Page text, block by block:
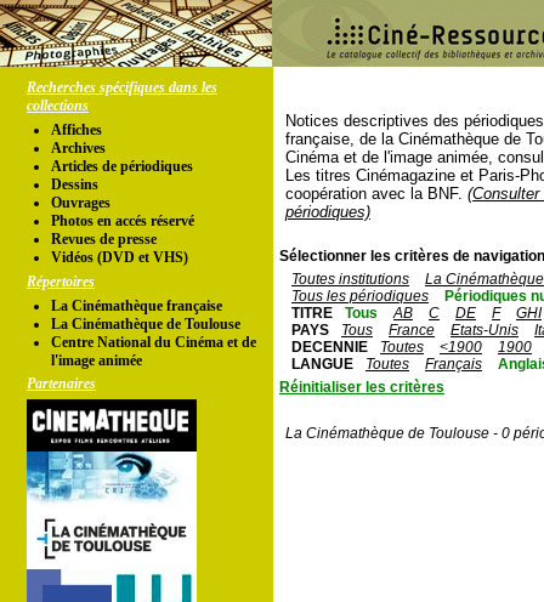
Recherches spécifiques dans les
collections
Affiches
Archives
Articles de périodiques
Dessins
Ouvrages
Photos en accés réservé
Revues de presse
Vidéos (DVD et VHS)
Répertoires
La Cinémathèque française
La Cinémathèque de Toulouse
Centre National du Cinéma et de
l'image animée
Partenaires
Notices descriptives des
française, de la Cinémathèque de
Cinéma et de l'image animée,
Les titres Cinémagazine et Paris-
coopération avec la BNF.
périodiques)
Sélectionner les critères de
Toutes institutions
La
Tous les périodiques
Périodiques
TITRE
Tous AB C DE F
GHI
PAYS
Tous France Etats-Unis
DECENNIE
Toutes <1900
1900
LANGUE
Toutes Français
Réinitialiser les critères
La Cinémathèque de Toulouse - 0